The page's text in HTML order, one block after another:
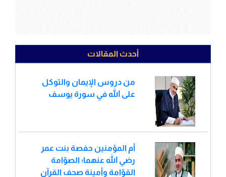
أحدث المقالات
من دروس الإيمان والتوكل
على الله في سورة يوسف
أم المؤمنين حفصة بنت عمر
رضي الله عنهما؛ الصوّامة
القوّامة وأمينة صحف القرآن